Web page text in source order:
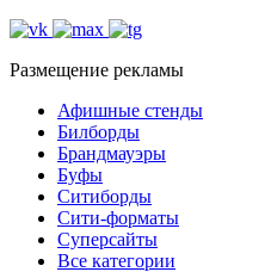
Размещение рекламы
Афишные стенды
Билборды
Брандмауэры
Буфы
Ситиборды
Сити-форматы
Суперсайты
Все категории